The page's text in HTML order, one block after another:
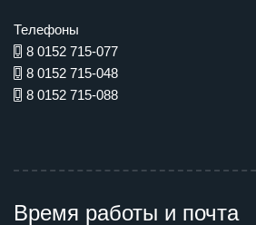
Телефоны
8 0152 715-077
8 0152 715-048
8 0152 715-088
Время работы и почта